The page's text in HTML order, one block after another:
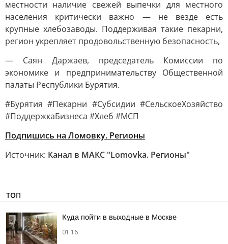
местности наличие свежей выпечки для местного
населения критически важно — не везде есть
крупные хлебозаводы. Поддерживая такие пекарни,
регион укрепляет продовольственную безопасность,
— Саян Даржаев, председатель Комиссии по
экономике и предпринимательству Общественной
палаты Республики Бурятия.
#Бурятия #Пекарни #Субсидии #СельскоеХозяйство
#ПоддержкаБизнеса #Хлеб #МСП
Подпишись на Ломовку. Регионы
Источник: Канал в МАКС "Lomovka. Регионы"
ТОП
Куда пойти в выходные в Москве
01:16